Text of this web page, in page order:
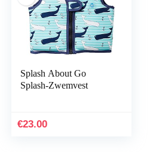
Splash About Go
Splash-Zwemvest
€23.00